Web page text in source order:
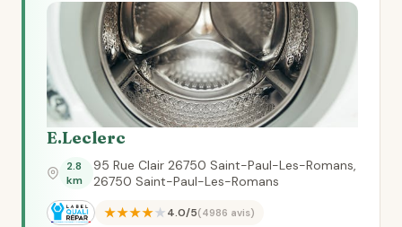
E.Leclerc
2.8
km
95 Rue Clair 26750 Saint-Paul-Les-Romans,
26750 Saint-Paul-Les-Romans
★★★★★4.0/5(4986 avis)